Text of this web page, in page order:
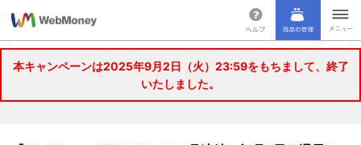
本キャンペーンは2025年9月2日（火）23:59をもちまして、終了
いたしました。